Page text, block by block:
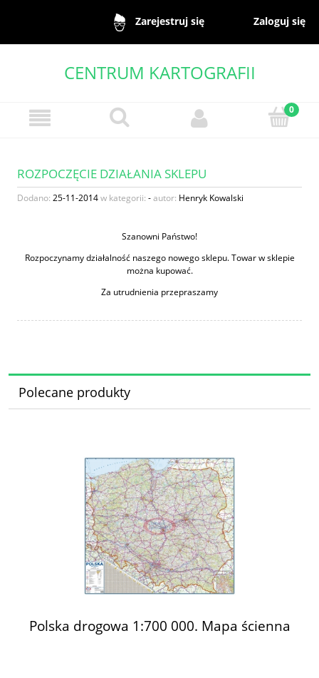
Zarejestruj się Zaloguj się
CENTRUM KARTOGRAFII
ROZPOCZĘCIE DZIAŁANIA SKLEPU
Dodano: 25-11-2014w kategorii: -autor: Henryk Kowalski
Szanowni Państwo!
Rozpoczynamy działalność naszego nowego sklepu. Towar w sklepie
można kupować.
Za utrudnienia przepraszamy
Polecane produkty
Polska drogowa 1:700 000. Mapa ścienna